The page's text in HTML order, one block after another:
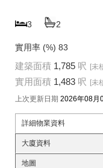
3 2
實用率 (%) 83
建築面積 1,785 呎 [未
實用面積 1,483 呎 [未
上次更新日期 2026年08月
詳細物業資料
大廈資料
地圖